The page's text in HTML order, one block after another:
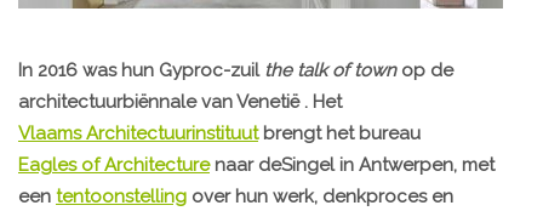
In 2016 was hun Gyproc-zuil the talk of townop de
architectuurbiënnale van Venetië . Het
Vlaams Architectuurinstituutbrengt het bureau
Eagles of Architecturenaar deSingel in Antwerpen, met
een tentoonstelling over hun werk, denkproces en